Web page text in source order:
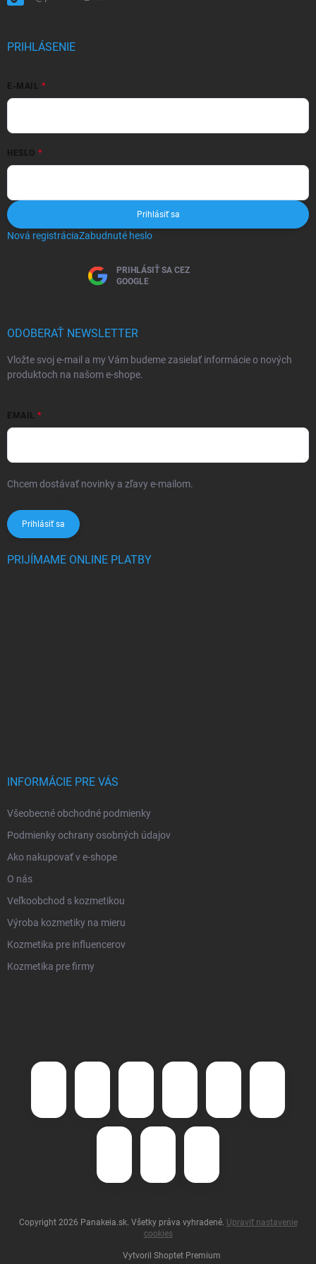
PRIHLÁSENIE
E-MAIL
HESLO
Prihlásiť sa
Nová registráciaZabudnuté heslo
PRIHLÁSIŤ SA CEZ
GOOGLE
ODOBERAŤ NEWSLETTER
Vložte svoj e-mail a my Vám budeme zasielať informácie o nových
produktoch na našom e-shope.
EMAIL
Chcem dostávať novinky a zľavy e-mailom.
Prihlásiť sa
PRIJÍMAME ONLINE PLATBY
INFORMÁCIE PRE VÁS
Všeobecné obchodné podmienky
Podmienky ochrany osobných údajov
Ako nakupovať v e-shope
O nás
Veľkoobchod s kozmetikou
Výroba kozmetiky na mieru
Kozmetika pre influencerov
Kozmetika pre firmy
Vytvoril Shoptet Premium
Copyright 2026 Panakeia.sk. Všetky práva vyhradené. Upraviť nastavenie
cookies